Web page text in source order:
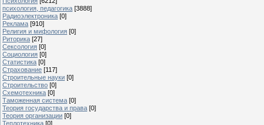
психология, педагогика [3888]
Радиоэлектроника [0]
Реклама [910]
Религия и мифология [0]
Риторика [27]
Сексология [0]
Социология [0]
Статистика [0]
Страхование [117]
Строительные науки [0]
Строительство [0]
Схемотехника [0]
Таможенная система [0]
Теория государства и права [0]
Теория организации [0]
Теплотехника [0]